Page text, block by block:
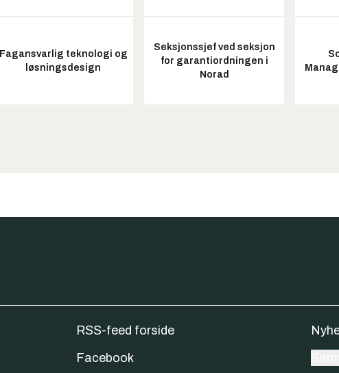
Fagansvarlig teknologi og
løsningsdesign
Seksjonssjef ved seksjon
for garantiordningen i
Norad
RSS-feed forside
Facebook